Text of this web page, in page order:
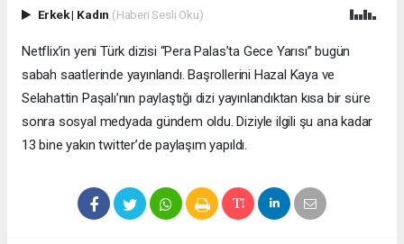
Erkek| Kadın (Haberi Sesli Oku)
Netflix’in yeni Türk dizisi “Pera Palas’ta Gece Yarısı” bugün
sabah saatlerinde yayınlandı. Başrollerini Hazal Kaya ve
Selahattin Paşalı’nın paylaştığı dizi yayınlandıktan kısa bir süre
sonra sosyal medyada gündem oldu. Diziyle ilgili şu ana kadar
13 bine yakın twitter’de paylaşım yapıldı.